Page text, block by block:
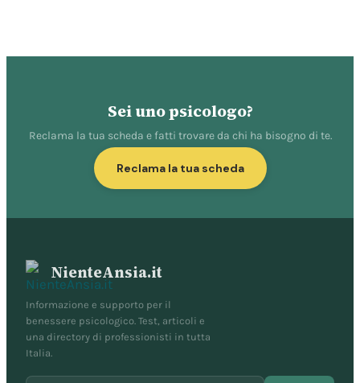
Sei uno psicologo?
Reclama la tua scheda e fatti trovare da chi ha bisogno di te.
Reclama la tua scheda
NienteAnsia.it
Informazione e supporto per il
benessere psicologico. Test, articoli e
una directory di professionisti in tutta
Italia.